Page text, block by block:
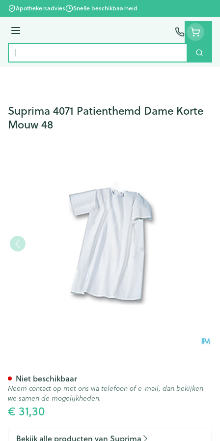
Ga naar de inhoud
Apothekersadvies Snelle beschikbaarheid
Menu
Product, merk, categorie... Zoek
Suprima 4071 Patienthemd Dame Korte
Mouw 48
€ 31,30
Niet beschikbaar
Neem contact op met ons via telefoon of e-mail, dan bekijken
we samen de mogelijkheden.
Bekijk alle producten van Suprima